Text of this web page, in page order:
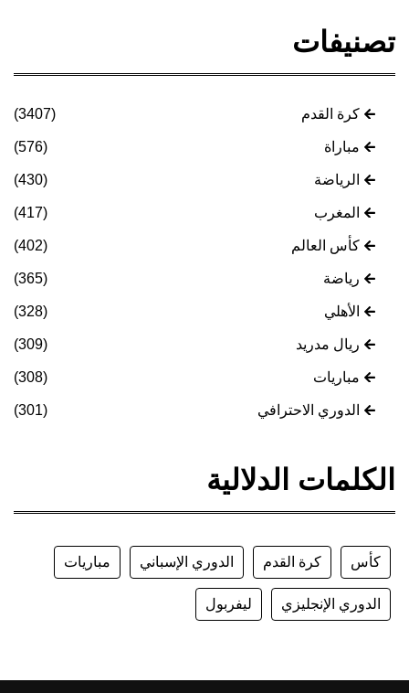
تصنيفات
كرة القدم (3407)
مباراة (576)
الرياضة (430)
المغرب (417)
كأس العالم (402)
رياضة (365)
الأهلي (328)
ريال مدريد (309)
مباريات (308)
الدوري الاحترافي (301)
الكلمات الدلالية
كأس كرة القدم الدوري الإسباني مباريات
الدوري الإنجليزي ليفربول